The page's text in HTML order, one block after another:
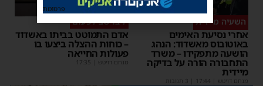
השעיה מיידית
אחרי נסיעת האימים
באוטובוס מאשדוד: הנהג
הושעה מתפקידו – משרד
התחבורה הורה על בדיקה
מיידית
מנחם דויטש |
17:44 | 3 תגובות
ליבו שב לפעום
אדם התמוטט בביתו באשדוד
– כוחות ההצלה ביצעו בו
פעולות החייאה
מנחם דויטש |
17:35
פרסומת